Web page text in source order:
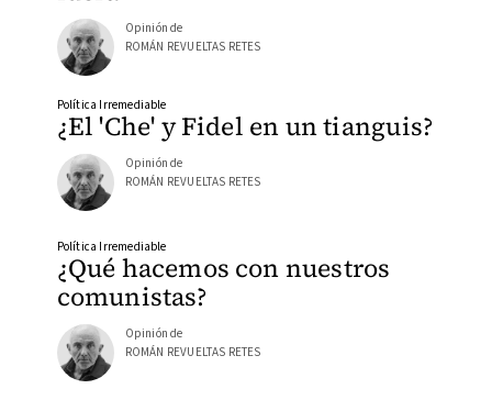
Opinión de
ROMÁN REVUELTAS RETES
¿El 'Che' y Fidel en un tianguis?
Política Irremediable
Opinión de
ROMÁN REVUELTAS RETES
¿Qué hacemos con nuestros
comunistas?
Política Irremediable
Opinión de
ROMÁN REVUELTAS RETES